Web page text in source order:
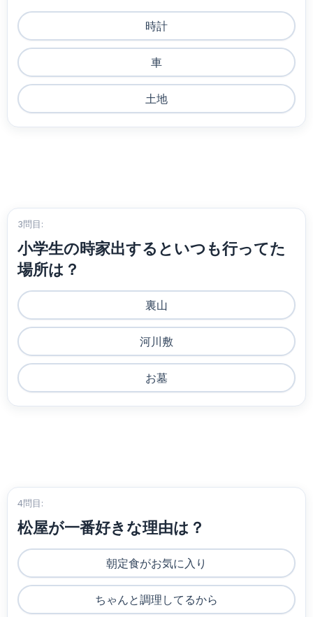
時計
車
土地
3問目:
小学生の時家出するといつも行ってた
場所は？
裏山
河川敷
お墓
4問目:
松屋が一番好きな理由は？
朝定食がお気に入り
ちゃんと調理してるから